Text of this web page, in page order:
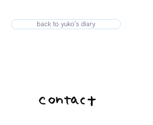
back to yuko's diary